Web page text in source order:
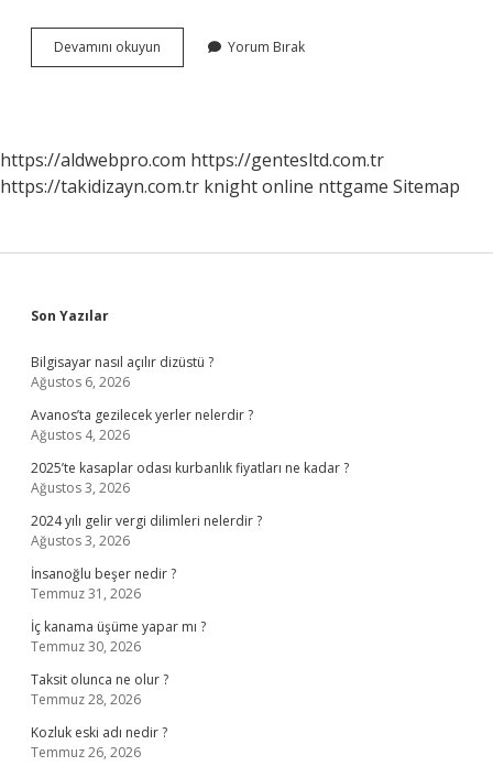
Devamını okuyun
Olmak
Yorum Bırak
https://aldwebpro.com https://gentesltd.com.tr
https://takidizayn.com.tr knight online nttgame Sitemap
Sidebar
Son Yazılar
Bilgisayar nasıl açılır dizüstü ?
Ağustos 6, 2026
Avanos’ta gezilecek yerler nelerdir ?
Ağustos 4, 2026
2025’te kasaplar odası kurbanlık fiyatları ne kadar ?
Ağustos 3, 2026
2024 yılı gelir vergi dilimleri nelerdir ?
Ağustos 3, 2026
İnsanoğlu beşer nedir ?
Temmuz 31, 2026
İç kanama üşüme yapar mı ?
Temmuz 30, 2026
Taksit olunca ne olur ?
Temmuz 28, 2026
Kozluk eski adı nedir ?
Temmuz 26, 2026